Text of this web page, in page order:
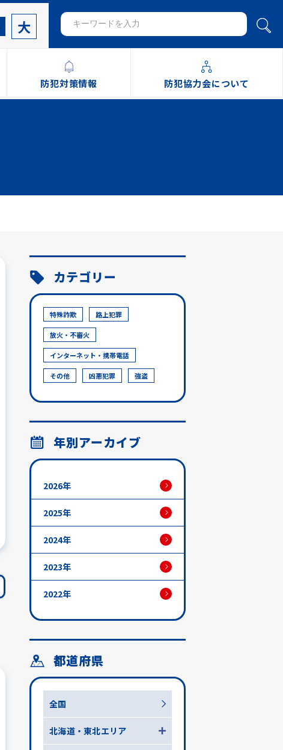
大
防犯対策情報 防犯協力会について
カテゴリー
特殊詐欺 路上犯罪
放火・不審火
インターネット・携帯電話
その他 凶悪犯罪 強盗
年別アーカイブ
2026年
2025年
2024年
2023年
2022年
都道府県
全国
北海道・東北エリア